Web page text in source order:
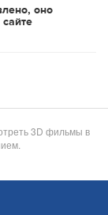
оно
3D фильмы в